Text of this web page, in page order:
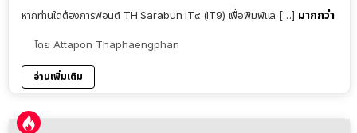
หากท่านใดต้องการฟอนต์ TH Sarabun IT๙ (IT9) เพื่อพิมพ์แล […] มากกว่า
โดย Attapon Thaphaengphan
อ่านเพิ่มเติม